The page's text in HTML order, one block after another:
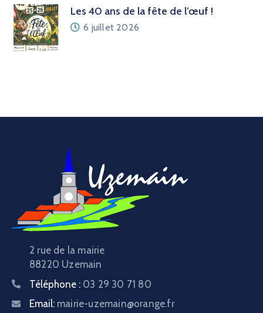
Les 40 ans de la fête de l’œuf !
6 juillet 2026
2 rue de la mairie
88220 Uzemain
Téléphone : 03 29 30 71 80
Email: mairie-uzemain@orange.fr